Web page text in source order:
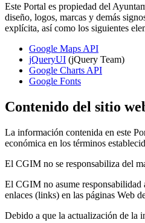
Este Portal es propiedad del
diseño, logos, marcas y demás
explícita, así como los siguientes
Google Maps API
jQueryUI (jQuery Team)
Google Charts API
Google Fonts
Contenido del sitio
La información contenida en este
económica en los términos
El CGIM no se responsabiliza del
El CGIM no asume responsabilidad
enlaces (links) en las páginas Web
Debido a que la actualización de la